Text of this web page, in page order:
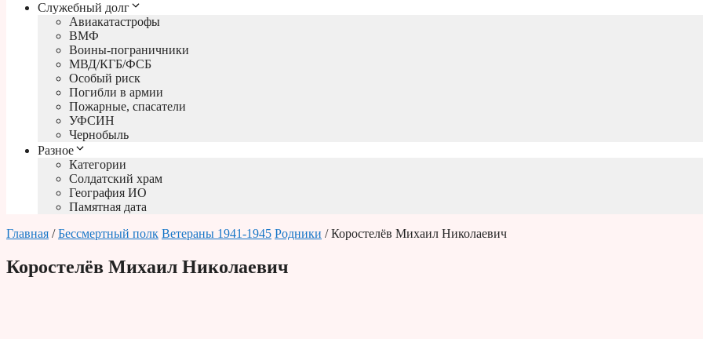
Служебный долг
Авиакатастрофы
ВМФ
Воины-пограничники
МВД/КГБ/ФСБ
Особый риск
Погибли в армии
Пожарные, спасатели
УФСИН
Чернобыль
Разное
Категории
Солдатский храм
География ИО
Памятная дата
Главная /Бессмертный полк Ветераны 1941-1945 Родники / Коростелёв Михаил Николаевич
Коростелёв Михаил Николаевич